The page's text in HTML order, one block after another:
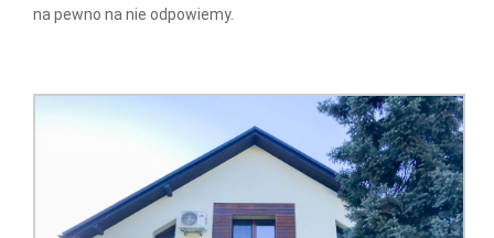
na pewno na nie odpowiemy.